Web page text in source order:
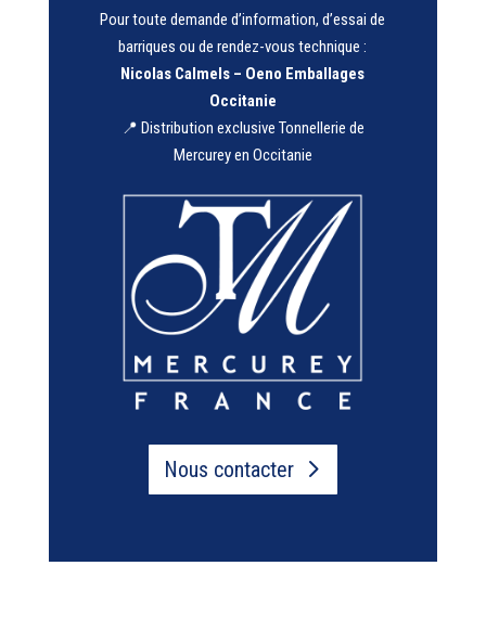
Pour toute demande d’information, d’essai de
barriques ou de rendez-vous technique :
Nicolas Calmels – Oeno Emballages
Occitanie
📍 Distribution exclusive Tonnellerie de
Mercurey en Occitanie
Nous contacter